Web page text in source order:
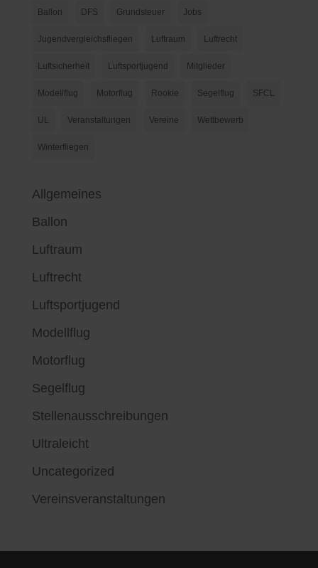
Ballon DFS Grundsteuer Jobs
Jugendvergleichsfliegen Luftraum Luftrecht
Luftsicherheit Luftsportjugend Mitglieder
Modellflug Motorflug Rookie Segelflug SFCL
UL Veranstaltungen Vereine Wettbewerb
Winterfliegen
Allgemeines
Ballon
Luftraum
Luftrecht
Luftsportjugend
Modellflug
Motorflug
Segelflug
Stellenausschreibungen
Ultraleicht
Uncategorized
Vereinsveranstaltungen